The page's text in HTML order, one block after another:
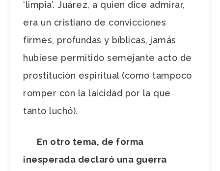
‘limpia’. Juárez, a quien dice admirar,
era un cristiano de convicciones
firmes, profundas y bíblicas, jamás
hubiese permitido semejante acto de
prostitución espiritual (como tampoco
romper con la laicidad por la que
tanto luchó).
En otro tema, de forma
inesperada declaró una guerra